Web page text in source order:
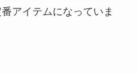
アイテムになっていま